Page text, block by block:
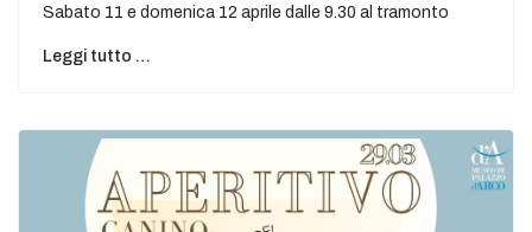
Sabato 11 e domenica 12 aprile dalle 9.30 al tramonto
Leggi tutto …